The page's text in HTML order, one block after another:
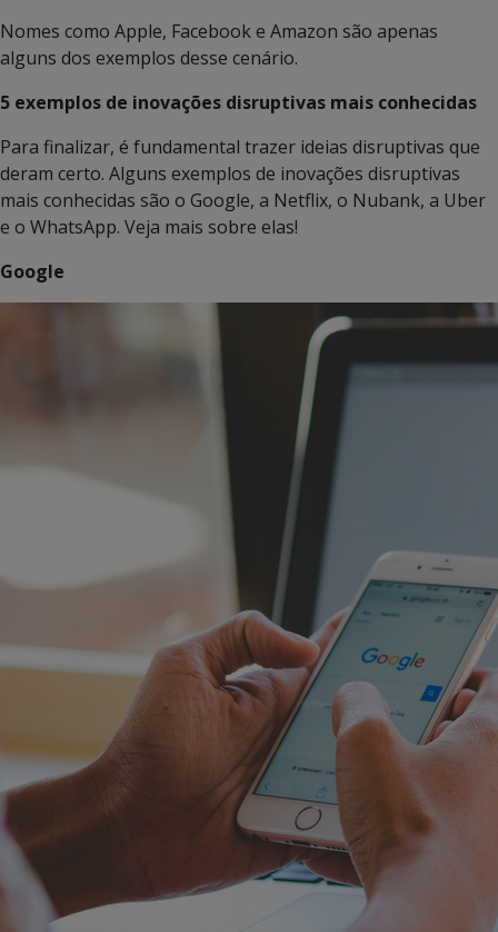
Nomes como Apple, Facebook e Amazon são apenas
alguns dos exemplos desse cenário.
5 exemplos de inovações disruptivas mais conhecidas
Para finalizar, é fundamental trazer ideias disruptivas que
deram certo. Alguns exemplos de inovações disruptivas
mais conhecidas são o Google, a Netflix, o Nubank, a Uber
e o WhatsApp. Veja mais sobre elas!
Google